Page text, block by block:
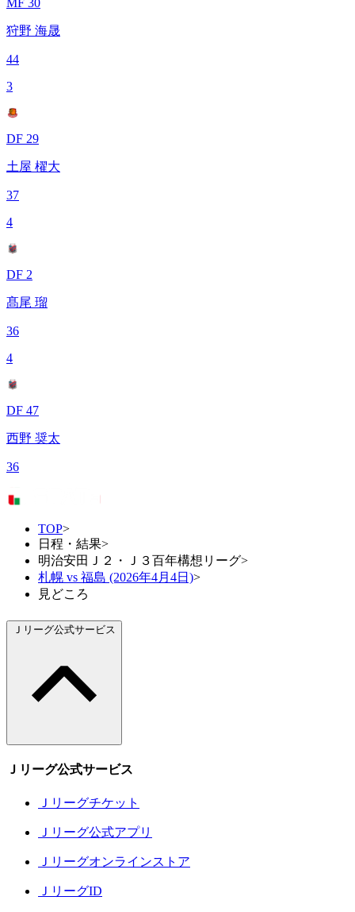
MF 30
狩野 海晟
44
3
DF 29
土屋 櫂大
37
4
DF 2
髙尾 瑠
36
4
DF 47
西野 奨太
36
TOP>
日程・結果>
明治安田Ｊ２・Ｊ３百年構想リーグ>
札幌 vs 福島 (2026年4月4日)>
見どころ
Ｊリーグ公式サービス
Ｊリーグ公式サービス
Ｊリーグチケット
Ｊリーグ公式アプリ
Ｊリーグオンラインストア
ＪリーグID